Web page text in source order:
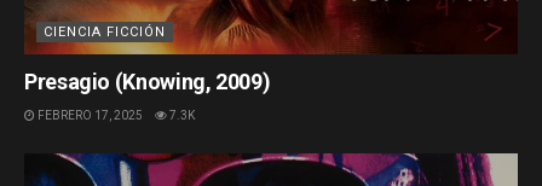
CIENCIA FICCIÓN
Presagio (Knowing, 2009)
FEBRERO 17, 2025 7.3K